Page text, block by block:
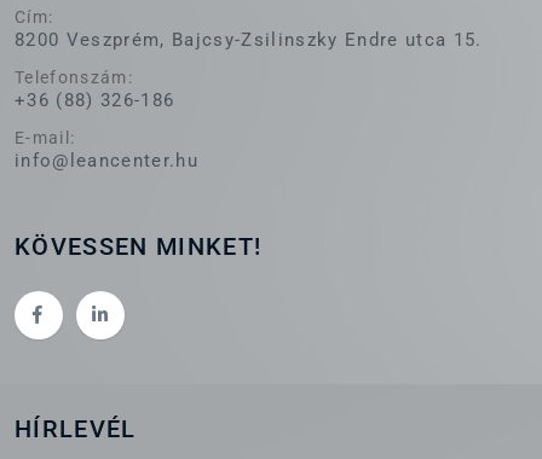
Cím:
8200 Veszprém, Bajcsy-Zsilinszky Endre utca 15.
Telefonszám:
+36 (88) 326-186
E-mail:
info@leancenter.hu
KÖVESSEN MINKET!
HÍRLEVÉL